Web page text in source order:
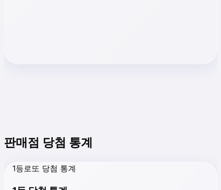
판매점 당첨 통계
1등로또 당첨 통계